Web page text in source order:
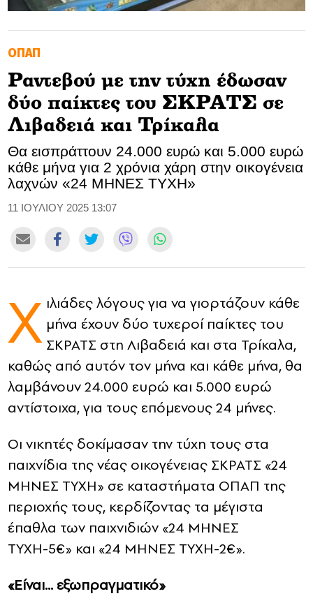
SOOZIE’S FRIENDS
CULTURE
TASTELAND
TECH
HEALTH
MEDIALAND
DRIVE
DIA Y NOCHE
CONTACT
ADVERTISE
ΟΠΑΠ
Ραντεβού με την τύχη έδωσαν
δύο παίκτες του ΣΚΡΑΤΣ σε
Λιβαδειά και Τρίκαλα
Θα εισπράττουν 24.000 ευρώ και 5.000 ευρώ
κάθε μήνα για 2 χρόνια χάρη στην οικογένεια
λαχνών «24 ΜΗΝΕΣ ΤΥΧΗ»
11 ΙΟΥΛΙΟΥ 2025 13:07
Χ ιλιάδες λόγους για να γιορτάζουν κάθε
μήνα έχουν δύο τυχεροί παίκτες του
ΣΚΡΑΤΣ στη Λιβαδειά και στα Τρίκαλα,
καθώς από αυτόν τον μήνα και κάθε μήνα, θα
λαμβάνουν 24.000 ευρώ και 5.000 ευρώ
αντίστοιχα, για τους επόμενους 24 μήνες.
Οι νικητές δοκίμασαν την τύχη τους στα
παιχνίδια της νέας οικογένειας ΣΚΡΑΤΣ «24
ΜΗΝΕΣ ΤΥΧΗ» σε καταστήματα ΟΠΑΠ της
περιοχής τους, κερδίζοντας τα μέγιστα
έπαθλα των παιχνιδιών «24 ΜΗΝΕΣ
ΤΥΧΗ-5€» και «24 ΜΗΝΕΣ ΤΥΧΗ-2€».
«Είναι… εξωπραγματικό»